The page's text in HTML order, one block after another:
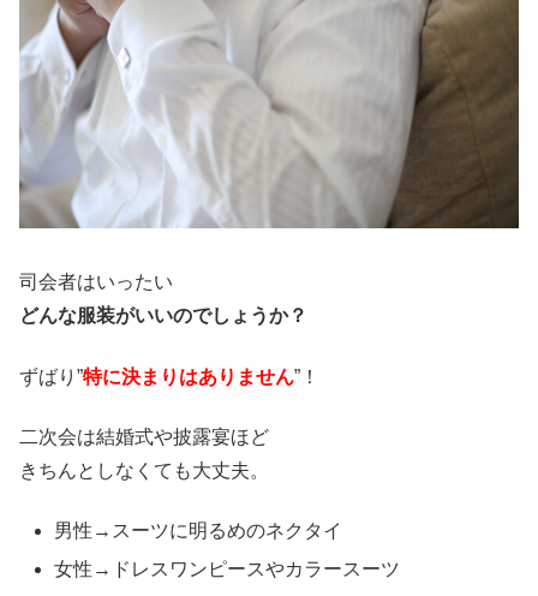
司会者はいったい
どんな服装がいいのでしょうか？
ずばり”特に決まりはありません”！
二次会は結婚式や披露宴ほど
きちんとしなくても大丈夫。
男性→スーツに明るめのネクタイ
女性→ドレスワンピースやカラースーツ